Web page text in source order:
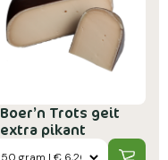
Boer’n Trots geit
extra pikant